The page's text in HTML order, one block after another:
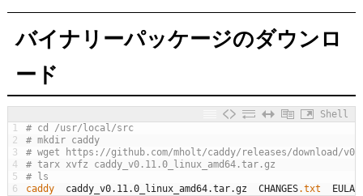
バイナリーパッケージのダウンロ
ード
Shell
1
2
3
4
5
6
# cd /usr/local/src
# mkdir caddy
# wget https://github.com/mholt/caddy/releases/download/
# tarx xvfz caddy_v0.11.0_linux_amd64.tar.gz
# ls
caddy caddy_v0. 11.0_linux_amd64.tar.gz CHANGES.txt EULA